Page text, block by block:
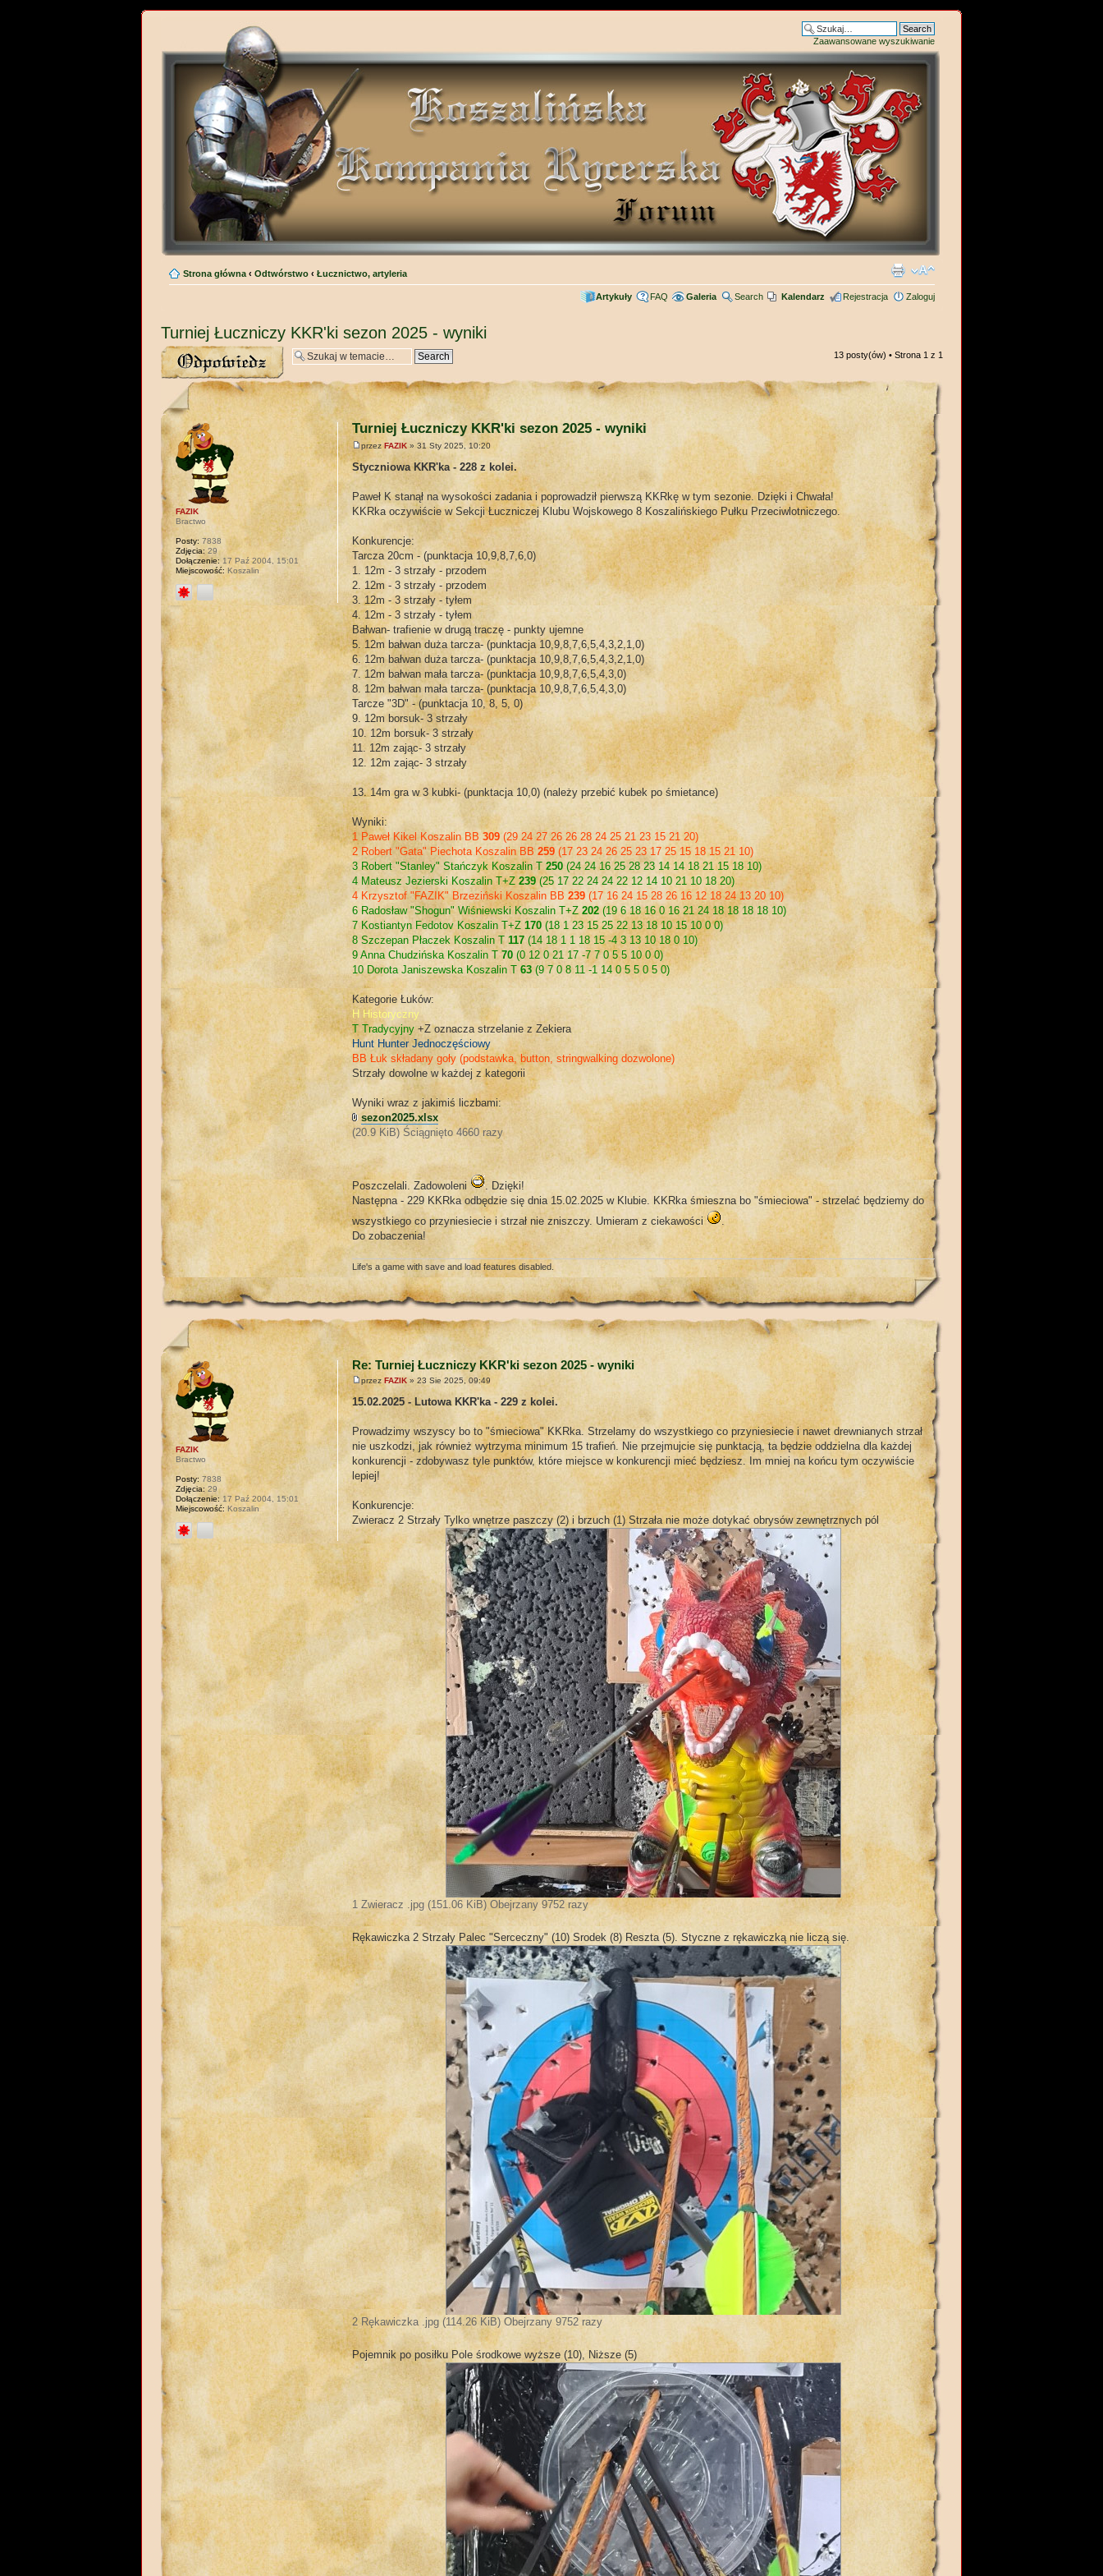
Zaawansowane wyszukiwanie
Strona główna ‹ Odtwórstwo ‹ Łucznictwo, artyleria
Artykuły FAQ Galeria Search Kalendarz Rejestracja Zaloguj
Turniej Łuczniczy KKR'ki sezon 2025 - wyniki
Wyślij odpowiedź 13 posty(ów) • Strona 1 z 1
Turniej Łuczniczy KKR'ki sezon 2025 - wyniki
przezFAZIK» 31 Sty 2025, 10:20
Styczniowa KKR'ka - 228 z kolei.
Paweł K stanął na wysokości zadania i poprowadził pierwszą KKRkę w tym sezonie. Dzięki i Chwała!
KKRka oczywiście w Sekcji Łuczniczej Klubu Wojskowego 8 Koszalińskiego Pułku Przeciwlotniczego.
Konkurencje:
Tarcza 20cm - (punktacja 10,9,8,7,6,0)
1. 12m - 3 strzały - przodem
2. 12m - 3 strzały - przodem
3. 12m - 3 strzały - tyłem
4. 12m - 3 strzały - tyłem
Bałwan- trafienie w drugą traczę - punkty ujemne
5. 12m bałwan duża tarcza- (punktacja 10,9,8,7,6,5,4,3,2,1,0)
6. 12m bałwan duża tarcza- (punktacja 10,9,8,7,6,5,4,3,2,1,0)
7. 12m bałwan mała tarcza- (punktacja 10,9,8,7,6,5,4,3,0)
8. 12m bałwan mała tarcza- (punktacja 10,9,8,7,6,5,4,3,0)
Tarcze "3D" - (punktacja 10, 8, 5, 0)
9. 12m borsuk- 3 strzały
10. 12m borsuk- 3 strzały
11. 12m zając- 3 strzały
12. 12m zając- 3 strzały
13. 14m gra w 3 kubki- (punktacja 10,0) (należy przebić kubek po śmietance)
Wyniki:
1 Paweł Kikel Koszalin BB309(29 24 27 26 26 28 24 25 21 23 15 21 20)
2 Robert "Gata" Piechota Koszalin BB259(17 23 24 26 25 23 17 25 15 18 15 21 10)
3 Robert "Stanley" Stańczyk Koszalin T250(24 24 16 25 28 23 14 14 18 21 15 18 10)
4 Mateusz Jezierski Koszalin T+Z239(25 17 22 24 24 22 12 14 10 21 10 18 20)
4 Krzysztof "FAZIK" Brzeziński Koszalin BB239(17 16 24 15 28 26 16 12 18 24 13 20 10)
6 Radosław "Shogun" Wiśniewski Koszalin T+Z202(19 6 18 16 0 16 21 24 18 18 18 18 10)
7 Kostiantyn Fedotov Koszalin T+Z170(18 1 23 15 25 22 13 18 10 15 10 0 0)
8 Szczepan Płaczek Koszalin T117(14 18 1 1 18 15 -4 3 13 10 18 0 10)
9 Anna Chudzińska Koszalin T70(0 12 0 21 17 -7 7 0 5 5 10 0 0)
10 Dorota Janiszewska Koszalin T63(9 7 0 8 11 -1 14 0 5 5 0 5 0)
Kategorie Łuków:
H Historyczny
T Tradycyjny+Z oznacza strzelanie z Zekiera
Hunt Hunter Jednoczęściowy
BB Łuk składany goły (podstawka, button, stringwalking dozwolone)
Strzały dowolne w każdej z kategorii
Wyniki wraz z jakimiś liczbami:
sezon2025.xlsx
(20.9 KiB) Ściągnięto 4660 razy
Poszczelali. Zadowoleni
. Dzięki!
Następna - 229 KKRka odbędzie się dnia 15.02.2025 w Klubie. KKRka śmieszna bo "śmieciowa" - strzelać będziemy do
wszystkiego co przyniesiecie i strzał nie zniszczy. Umieram z ciekawości
.
Do zobaczenia!
Life's a game with save and load features disabled.
FAZIK
Bractwo
Posty: 7838
Zdjęcia: 29
Dołączenie: 17 Paź 2004, 15:01
Miejscowość: Koszalin
Re: Turniej Łuczniczy KKR'ki sezon 2025 - wyniki
przezFAZIK » 23 Sie 2025, 09:49
15.02.2025 - Lutowa KKR'ka - 229 z kolei.
Prowadzimy wszyscy bo to "śmieciowa" KKRka. Strzelamy do wszystkiego co przyniesiecie i nawet drewnianych strzał
nie uszkodzi, jak również wytrzyma minimum 15 trafień. Nie przejmujcie się punktacją, ta będzie oddzielna dla każdej
konkurencji - zdobywasz tyle punktów, które miejsce w konkurencji mieć będziesz. Im mniej na końcu tym oczywiście
lepiej!
Konkurencje:
Zwieracz 2 Strzały Tylko wnętrze paszczy (2) i brzuch (1) Strzała nie może dotykać obrysów zewnętrznych pól
1 Zwieracz .jpg (151.06 KiB) Obejrzany 9752 razy
Rękawiczka 2 Strzały Palec "Serceczny" (10) Srodek (8) Reszta (5). Styczne z rękawiczką nie liczą się.
2 Rękawiczka .jpg (114.26 KiB) Obejrzany 9752 razy
Pojemnik po posiłku Pole środkowe wyższe (10), Niższe (5)
FAZIK
Bractwo
Posty: 7838
Zdjęcia: 29
Dołączenie: 17 Paź 2004, 15:01
Miejscowość: Koszalin